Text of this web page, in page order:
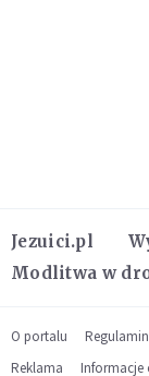
Jezuici.pl
Modlitwa w
O portalu Regulamin
Reklama
Informacje